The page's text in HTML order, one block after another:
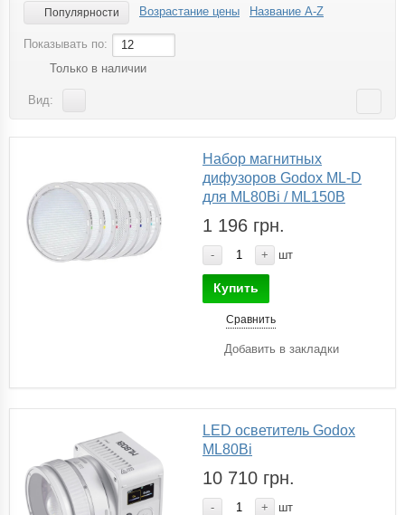
Популярности Возрастание цены Название A-Z
Показывать по:
12
Только в наличии
Вид:
Набор магнитных
дифузоров Godox ML-D
для ML80Bi / ML150B
1 196 грн.
- + шт
Купить
Сравнить
Добавить в закладки
LED осветитель Godox
ML80Bi
10 710 грн.
- + шт